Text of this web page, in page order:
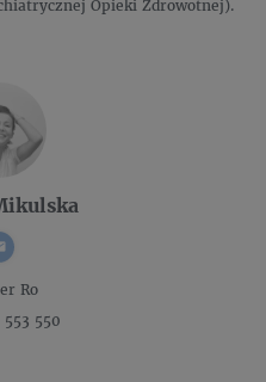
Opieki Zdrowotnej).
Ro
550